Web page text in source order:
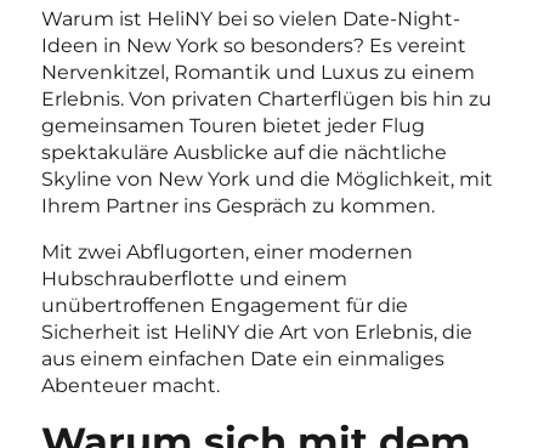
Warum ist HeliNY bei so vielen Date-Night-
Ideen in New York so besonders? Es vereint
Nervenkitzel, Romantik und Luxus zu einem
Erlebnis. Von privaten Charterflügen bis hin zu
gemeinsamen Touren bietet jeder Flug
spektakuläre Ausblicke auf die nächtliche
Skyline von New York und die Möglichkeit, mit
Ihrem Partner ins Gespräch zu kommen.
Mit zwei Abflugorten, einer modernen
Hubschrauberflotte und einem
unübertroffenen Engagement für die
Sicherheit ist HeliNY die Art von Erlebnis, die
aus einem einfachen Date ein einmaliges
Abenteuer macht.